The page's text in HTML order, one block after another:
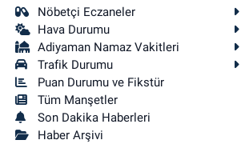
Nöbetçi Eczaneler
Hava Durumu
Adiyaman Namaz Vakitleri
Trafik Durumu
Puan Durumu ve Fikstür
Tüm Manşetler
Son Dakika Haberleri
Haber Arşivi